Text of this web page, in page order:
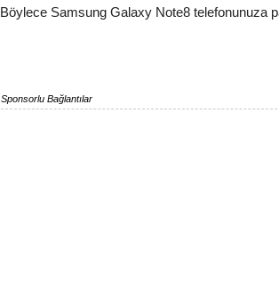
Böylece Samsung Galaxy Note8 telefonunuza
Sponsorlu Bağlantılar